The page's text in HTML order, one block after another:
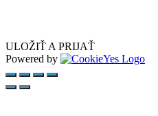
ULOŽIŤ A PRIJAŤ
Powered by